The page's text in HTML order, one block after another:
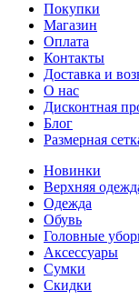
Покупки
Магазин
Оплата
Контакты
Доставка и
О нас
Дисконтная
Блог
Размерная
Новинки
Верхняя
Одежда
Обувь
Головные
Аксессуары
Сумки
Скидки